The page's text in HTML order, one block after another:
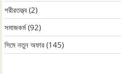
শরীরতত্ত্ব (2)
সমাজকর্ম(92)
সিমে নতুন ‍অফার (145)